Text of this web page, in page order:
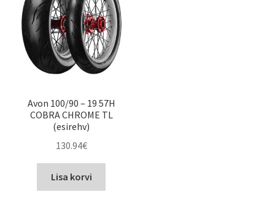
Avon 100/90 – 19 57H
COBRA CHROME TL
(esirehv)
130.94€
Lisa korvi